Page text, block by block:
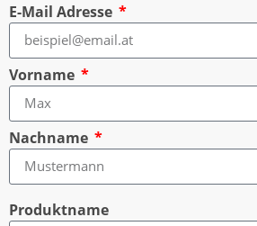
E-Mail Adresse
Vorname
Nachname
Produktname